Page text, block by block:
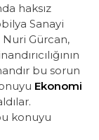
haksız
Sanayi
Nuri Gürcan,
bu sorun
Ekonomi
konuyu